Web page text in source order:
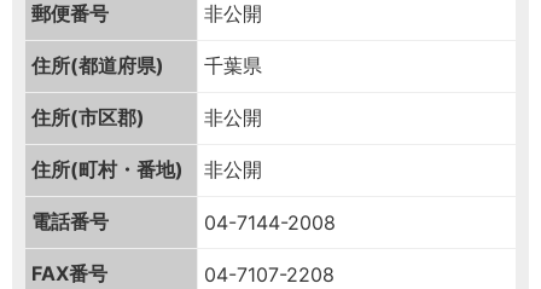
郵便番号 非公開
住所(都道府県) 千葉県
住所(市区郡) 非公開
住所(町村・番地) 非公開
電話番号 04-7144-2008
FAX番号 04-7107-2208